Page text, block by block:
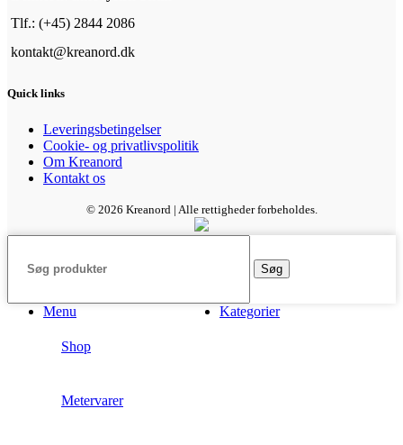
Tlf.: (+45) 2844 2086
kontakt@kreanord.dk
Quick links
Leveringsbetingelser
Cookie- og privatlivspolitik
Om Kreanord
Kontakt os
© 2026 Kreanord | Alle rettigheder forbeholdes.
Søg
Menu Kategorier
Shop
Metervarer